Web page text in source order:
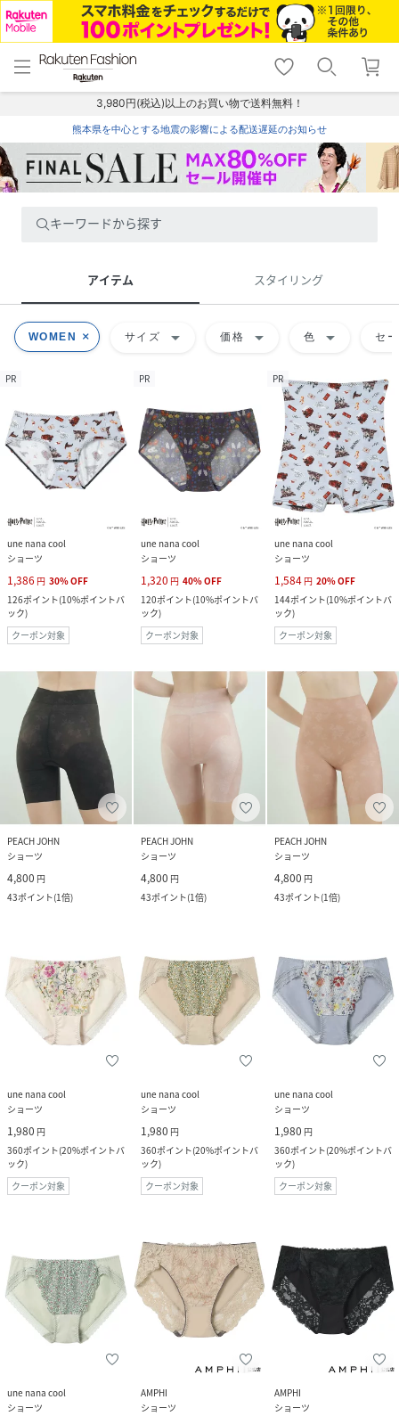
menu home
トップ
shopping_cart lock_outline
ログイン
3,980円(税込)以上のお買い物で送料無料！
熊本県を中心とする地震の影響による配送遅延のお知らせ
キーワードから探す
アイテム スタイリング
WOMEN サイズ arrow_drop_down 価格 arrow_drop_down 色 arrow_drop_down セ
PR
une nana cool
ショーツ
1,386 円 30%OFF
126ポイント(10%ポイントバ
ック)
クーポン対象
PR
une nana cool
ショーツ
1,320 円 40%OFF
120ポイント(10%ポイントバ
ック)
クーポン対象
PR
une nana cool
ショーツ
1,584 円 20%OFF
144ポイント(10%ポイントバ
ック)
クーポン対象
PEACH JOHN
ショーツ
4,800 円
43ポイント(1倍)
PEACH JOHN
ショーツ
4,800 円
43ポイント(1倍)
PEACH JOHN
ショーツ
4,800 円
43ポイント(1倍)
une nana cool
ショーツ
1,980 円
360ポイント(20%ポイントバ
ック)
クーポン対象
une nana cool
ショーツ
1,980 円
360ポイント(20%ポイントバ
ック)
クーポン対象
une nana cool
ショーツ
1,980 円
360ポイント(20%ポイントバ
ック)
クーポン対象
une nana cool
ショーツ
AMPHI
ショーツ
AMPHI
ショーツ